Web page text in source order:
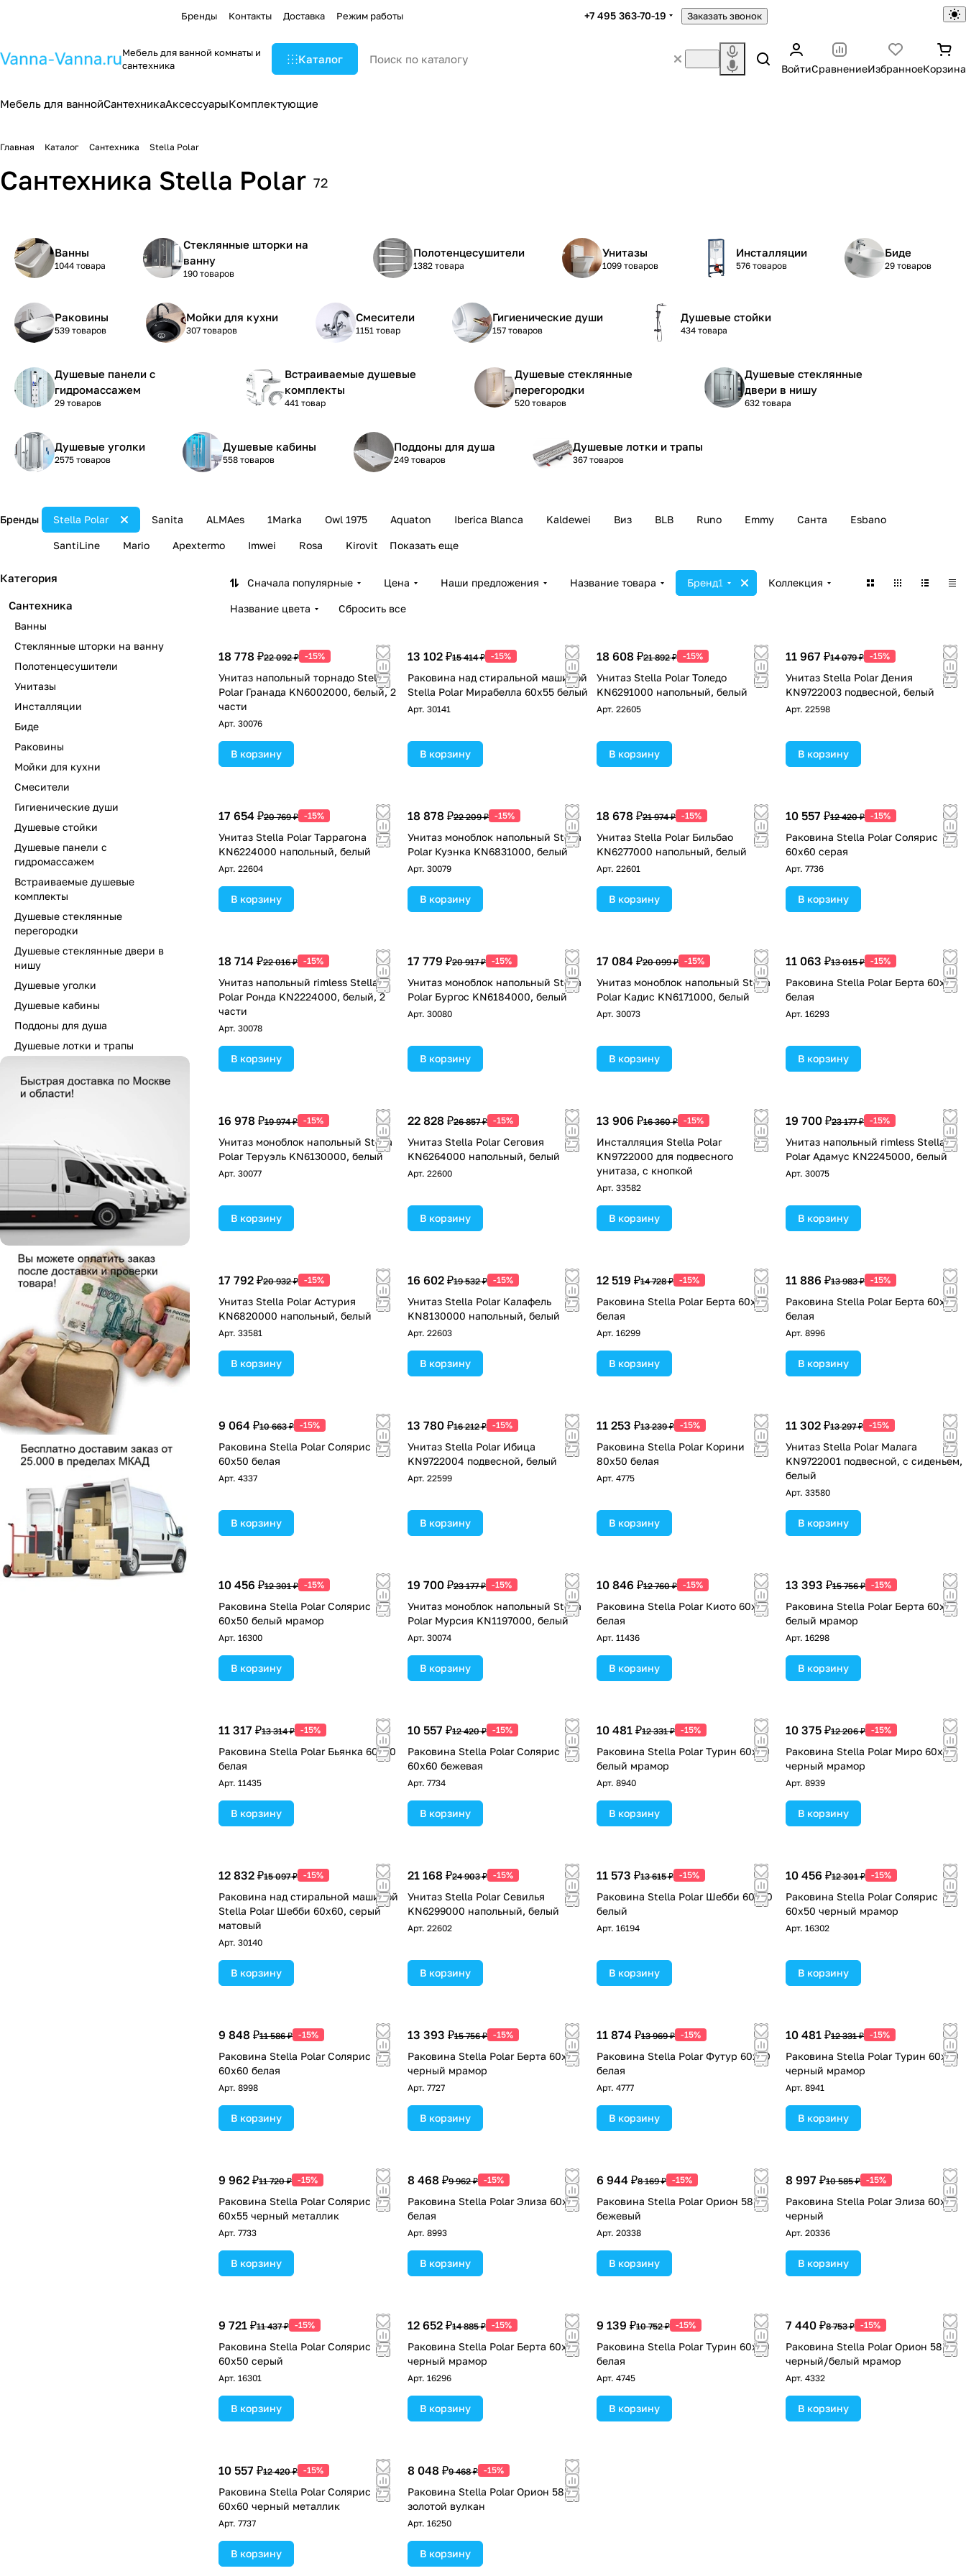
Бренды Контакты Доставка Режим работы +7 495 363-70-19 Заказать звонок
Мебель для ванной комнаты и
сантехника
Каталог
ВойтиСравнениеИзбранноеКорзина
Мебель для ваннойСантехникаАксессуарыКомплектующие
Главная Каталог Сантехника Stella Polar
Сантехника Stella Polar 72
Ванны
1044 товара
Стеклянные шторки на
ванну
190 товаров
Полотенцесушители
1382 товара
Унитазы
1099 товаров
Инсталляции
576 товаров
Биде
29 товаров
Раковины
539 товаров
Мойки для кухни
307 товаров
Смесители
1151 товар
Гигиенические души
157 товаров
Душевые стойки
434 товара
Душевые панели с
гидромассажем
29 товаров
Встраиваемые душевые
комплекты
441 товар
Душевые стеклянные
перегородки
520 товаров
Душевые стеклянные
двери в нишу
632 товара
Душевые уголки
2575 товаров
Душевые кабины
558 товаров
Поддоны для душа
249 товаров
Душевые лотки и трапы
367 товаров
Бренды Sanita ALMAes 1Marka Owl 1975 Aquaton Iberica Blanca Kaldewei Виз BLB Runo
Stella Polar Emmy Санта Esbano
SantiLine Mario Apextermo Imwei Rosa Kirovit Показать еще
Сначала популярные Цена Наши предложения Название товара Бренд1 Коллекция
Название цвета Сбросить все
18 778 ₽22 092 ₽ -15%
Унитаз напольный торнадо Stella
Polar Гранада KN6002000, белый, 2
части
Арт. 30076
В корзину
13 102 ₽15 414 ₽ -15%
Раковина над стиральной машиной
Stella Polar Мирабелла 60х55 белый
Арт. 30141
В корзину
18 608 ₽21 892 ₽ -15%
Унитаз Stella Polar Толедо
KN6291000 напольный, белый
Арт. 22605
В корзину
11 967 ₽14 079 ₽ -15%
Унитаз Stella Polar Дения
KN9722003 подвесной, белый
Арт. 22598
В корзину
17 654 ₽20 769 ₽ -15%
Унитаз Stella Polar Таррагона
KN6224000 напольный, белый
Арт. 22604
В корзину
18 878 ₽22 209 ₽ -15%
Унитаз моноблок напольный Stella
Polar Куэнка KN6831000, белый
Арт. 30079
В корзину
18 678 ₽21 974 ₽ -15%
Унитаз Stella Polar Бильбао
KN6277000 напольный, белый
Арт. 22601
В корзину
10 557 ₽12 420 ₽ -15%
Раковина Stella Polar Солярис
60х60 серая
Арт. 7736
В корзину
18 714 ₽22 016 ₽ -15%
Унитаз напольный rimless Stella
Polar Ронда KN2224000, белый, 2
части
Арт. 30078
В корзину
17 779 ₽20 917 ₽ -15%
Унитаз моноблок напольный Stella
Polar Бургос KN6184000, белый
Арт. 30080
В корзину
17 084 ₽20 099 ₽ -15%
Унитаз моноблок напольный Stella
Polar Кадис KN6171000, белый
Арт. 30073
В корзину
11 063 ₽13 015 ₽ -15%
Раковина Stella Polar Берта 60х50
белая
Арт. 16293
В корзину
16 978 ₽19 974 ₽ -15%
Унитаз моноблок напольный Stella
Polar Теруэль KN6130000, белый
Арт. 30077
В корзину
22 828 ₽26 857 ₽ -15%
Унитаз Stella Polar Сеговия
KN6264000 напольный, белый
Арт. 22600
В корзину
13 906 ₽16 360 ₽ -15%
Инсталляция Stella Polar
KN9722000 для подвесного
унитаза, с кнопкой
Арт. 33582
В корзину
19 700 ₽23 177 ₽ -15%
Унитаз напольный rimless Stella
Polar Адамус KN2245000, белый
Арт. 30075
В корзину
17 792 ₽20 932 ₽ -15%
Унитаз Stella Polar Астурия
KN6820000 напольный, белый
Арт. 33581
В корзину
16 602 ₽19 532 ₽ -15%
Унитаз Stella Polar Калафель
KN8130000 напольный, белый
Арт. 22603
В корзину
12 519 ₽14 728 ₽ -15%
Раковина Stella Polar Берта 60х60
белая
Арт. 16299
В корзину
11 886 ₽13 983 ₽ -15%
Раковина Stella Polar Берта 60х55
белая
Арт. 8996
В корзину
9 064 ₽10 663 ₽ -15%
Раковина Stella Polar Солярис
60х50 белая
Арт. 4337
В корзину
13 780 ₽16 212 ₽ -15%
Унитаз Stella Polar Ибица
KN9722004 подвесной, белый
Арт. 22599
В корзину
11 253 ₽13 239 ₽ -15%
Раковина Stella Polar Корини
80х50 белая
Арт. 4775
В корзину
11 302 ₽13 297 ₽ -15%
Унитаз Stella Polar Малага
KN9722001 подвесной, с сиденьем,
белый
Арт. 33580
В корзину
10 456 ₽12 301 ₽ -15%
Раковина Stella Polar Солярис
60х50 белый мрамор
Арт. 16300
В корзину
19 700 ₽23 177 ₽ -15%
Унитаз моноблок напольный Stella
Polar Мурсия KN1197000, белый
Арт. 30074
В корзину
10 846 ₽12 760 ₽ -15%
Раковина Stella Polar Киото 60х60
белая
Арт. 11436
В корзину
13 393 ₽15 756 ₽ -15%
Раковина Stella Polar Берта 60х55
белый мрамор
Арт. 16298
В корзину
11 317 ₽13 314 ₽ -15%
Раковина Stella Polar Бьянка 60х60
белая
Арт. 11435
В корзину
10 557 ₽12 420 ₽ -15%
Раковина Stella Polar Солярис
60х60 бежевая
Арт. 7734
В корзину
10 481 ₽12 331 ₽ -15%
Раковина Stella Polar Турин 60х60
белый мрамор
Арт. 8940
В корзину
10 375 ₽12 206 ₽ -15%
Раковина Stella Polar Миро 60х60
черный мрамор
Арт. 8939
В корзину
12 832 ₽15 097 ₽ -15%
Раковина над стиральной машиной
Stella Polar Шебби 60х60, серый
матовый
Арт. 30140
В корзину
21 168 ₽24 903 ₽ -15%
Унитаз Stella Polar Севилья
KN6299000 напольный, белый
Арт. 22602
В корзину
11 573 ₽13 615 ₽ -15%
Раковина Stella Polar Шебби 60х60
белый
Арт. 16194
В корзину
10 456 ₽12 301 ₽ -15%
Раковина Stella Polar Солярис
60х50 черный мрамор
Арт. 16302
В корзину
9 848 ₽11 586 ₽ -15%
Раковина Stella Polar Солярис
60х60 белая
Арт. 8998
В корзину
13 393 ₽15 756 ₽ -15%
Раковина Stella Polar Берта 60х55
черный мрамор
Арт. 7727
В корзину
11 874 ₽13 969 ₽ -15%
Раковина Stella Polar Футур 60х60
белая
Арт. 4777
В корзину
10 481 ₽12 331 ₽ -15%
Раковина Stella Polar Турин 60х60
черный мрамор
Арт. 8941
В корзину
9 962 ₽11 720 ₽ -15%
Раковина Stella Polar Солярис
60х55 черный металлик
Арт. 7733
В корзину
8 468 ₽9 962 ₽ -15%
Раковина Stella Polar Элиза 60х50
белая
Арт. 8993
В корзину
6 944 ₽8 169 ₽ -15%
Раковина Stella Polar Орион 58
бежевый
Арт. 20338
В корзину
8 997 ₽10 585 ₽ -15%
Раковина Stella Polar Элиза 60х50
черный
Арт. 20336
В корзину
9 721 ₽11 437 ₽ -15%
Раковина Stella Polar Солярис
60х50 серый
Арт. 16301
В корзину
12 652 ₽14 885 ₽ -15%
Раковина Stella Polar Берта 60х50
черный мрамор
Арт. 16296
В корзину
9 139 ₽10 752 ₽ -15%
Раковина Stella Polar Турин 60х60
белая
Арт. 4745
В корзину
7 440 ₽8 753 ₽ -15%
Раковина Stella Polar Орион 58
черный/белый мрамор
Арт. 4332
В корзину
10 557 ₽12 420 ₽ -15%
Раковина Stella Polar Солярис
60х60 черный металлик
Арт. 7737
В корзину
8 048 ₽9 468 ₽ -15%
Раковина Stella Polar Орион 58
золотой вулкан
Арт. 16250
В корзину
Категория
Сантехника
Ванны
Стеклянные шторки на ванну
Полотенцесушители
Унитазы
Инсталляции
Биде
Раковины
Мойки для кухни
Смесители
Гигиенические души
Душевые стойки
Душевые панели с
гидромассажем
Встраиваемые душевые
комплекты
Душевые стеклянные
перегородки
Душевые стеклянные двери в
нишу
Душевые уголки
Душевые кабины
Поддоны для душа
Душевые лотки и трапы